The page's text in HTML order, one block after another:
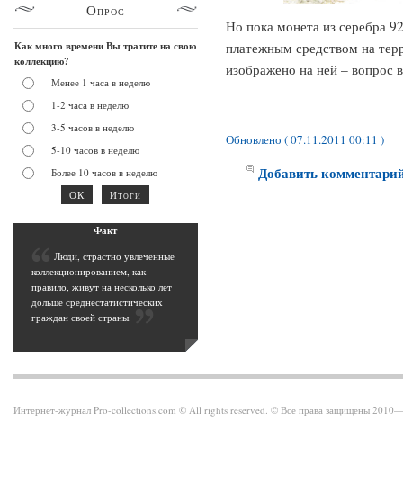
Но пока монета из серебра
платежным средством на
изображено на ней – вопрос
Обновлено ( 07.11.2011 00:11 )
Добавить
Опрос
Как много времени Вы тратите на свою
коллекцию?
Менее 1 часа в неделю
1-2 часа в неделю
3-5 часов в неделю
5-10 часов в неделю
Более 10 часов в неделю
Факт
Люди, страстно увлеченные
коллекционированием, как
правило, живут на несколько лет
дольше среднестатистических
граждан своей страны.
Интернет-журнал Pro-collections.com © All rights reserved. © Все права защищены